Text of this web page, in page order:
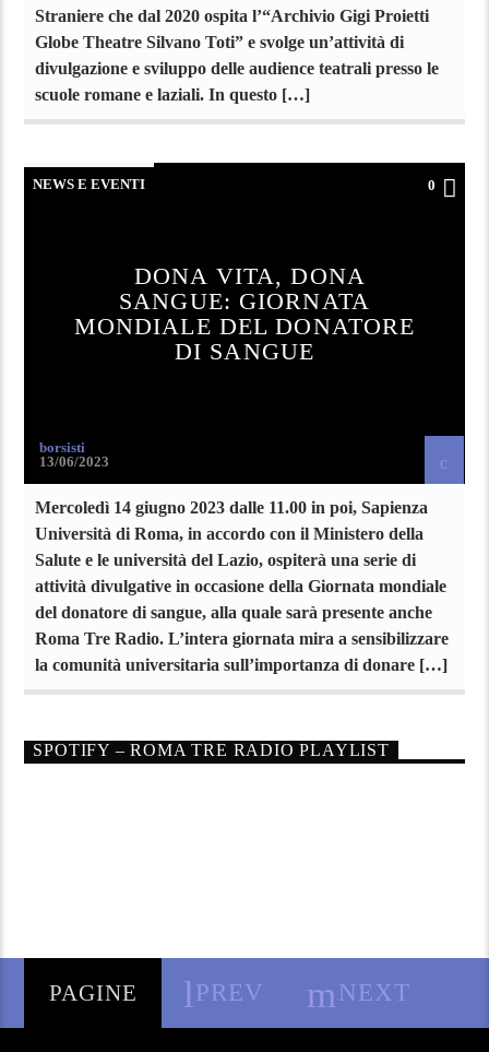
Straniere che dal 2020 ospita l’“Archivio Gigi Proietti
Globe Theatre Silvano Toti” e svolge un’attività di
divulgazione e sviluppo delle audience teatrali presso le
scuole romane e laziali. In questo […]
NEWS E EVENTI 0
DONA VITA, DONA
SANGUE: GIORNATA
MONDIALE DEL DONATORE
DI SANGUE
borsisti
13/06/2023
Mercoledì 14 giugno 2023 dalle 11.00 in poi, Sapienza
Università di Roma, in accordo con il Ministero della
Salute e le università del Lazio, ospiterà una serie di
attività divulgative in occasione della Giornata mondiale
del donatore di sangue, alla quale sarà presente anche
Roma Tre Radio. L’intera giornata mira a sensibilizzare
la comunità universitaria sull’importanza di donare […]
SPOTIFY – ROMA TRE RADIO PLAYLIST
PAGINE PREV NEXT